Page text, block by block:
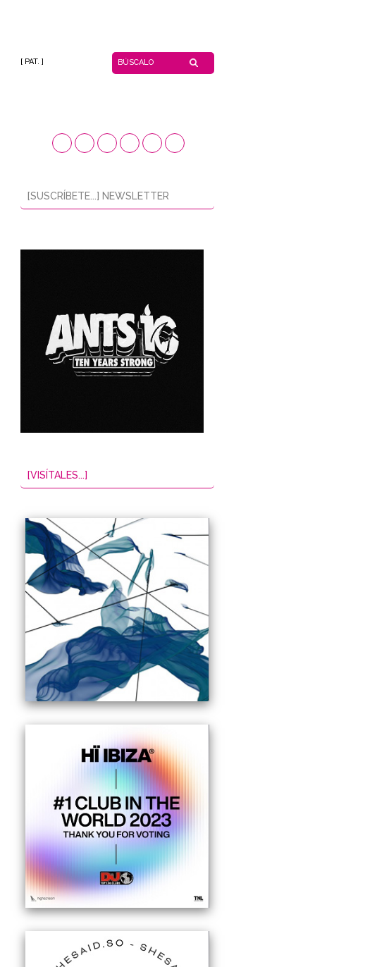
[ PAT. ]
[SUSCRÍBETE...] NEWSLETTER
[VISÍTALES...]